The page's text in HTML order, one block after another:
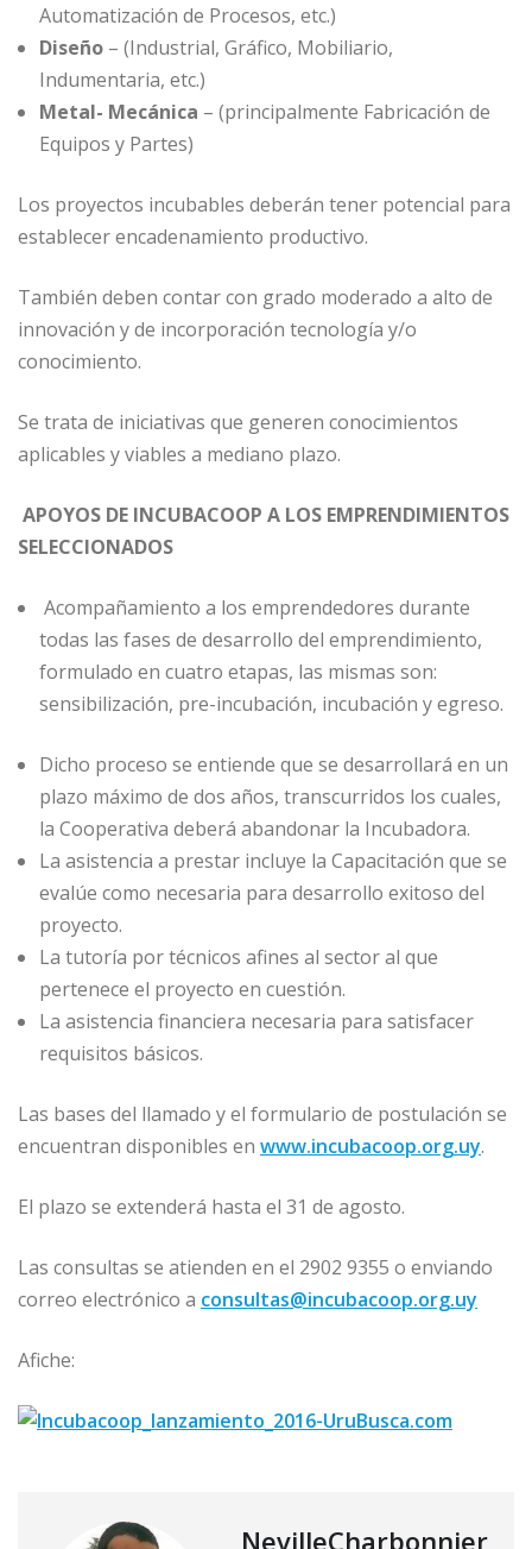
Automatización de Procesos, etc.)
Diseño – (Industrial, Gráfico, Mobiliario,
Indumentaria, etc.)
Metal- Mecánica – (principalmente Fabricación de
Equipos y Partes)
Los proyectos incubables deberán tener potencial para
establecer encadenamiento productivo.
También deben contar con grado moderado a alto de
innovación y de incorporación tecnología y/o
conocimiento.
Se trata de iniciativas que generen conocimientos
aplicables y viables a mediano plazo.
APOYOS DE INCUBACOOP A LOS EMPRENDIMIENTOS
SELECCIONADOS
Acompañamiento a los emprendedores durante
todas las fases de desarrollo del emprendimiento,
formulado en cuatro etapas, las mismas son:
sensibilización, pre-incubación, incubación y egreso.
Dicho proceso se entiende que se desarrollará en un
plazo máximo de dos años, transcurridos los cuales,
la Cooperativa deberá abandonar la Incubadora.
La asistencia a prestar incluye la Capacitación que se
evalúe como necesaria para desarrollo exitoso del
proyecto.
La tutoría por técnicos afines al sector al que
pertenece el proyecto en cuestión.
La asistencia financiera necesaria para satisfacer
requisitos básicos.
Las bases del llamado y el formulario de postulación se
encuentran disponibles en www.incubacoop.org.uy.
El plazo se extenderá hasta el 31 de agosto.
Las consultas se atienden en el 2902 9355 o enviando
correo electrónico a consultas@incubacoop.org.uy
Afiche:
NevilleCharbonnier